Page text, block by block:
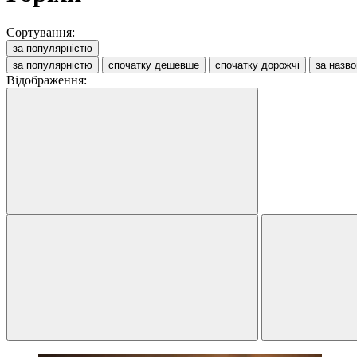
Сортування:
за популярністю
за популярністю
спочатку дешевше спочатку дорожчі за
Відображення: